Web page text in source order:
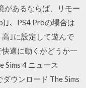
があるならば、リモー
｣、PS4 Proの場合は
｣に設定して遊んで
適に動くかどうか一
Sims 4 ニュース
ウンロード The Sims